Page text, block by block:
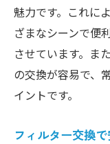
魅力です。これに
ざまなシーンで便
させています。ま
の交換が容易で、
イントです。
フィルター交換